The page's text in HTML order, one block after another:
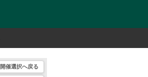
開催選択へ戻る